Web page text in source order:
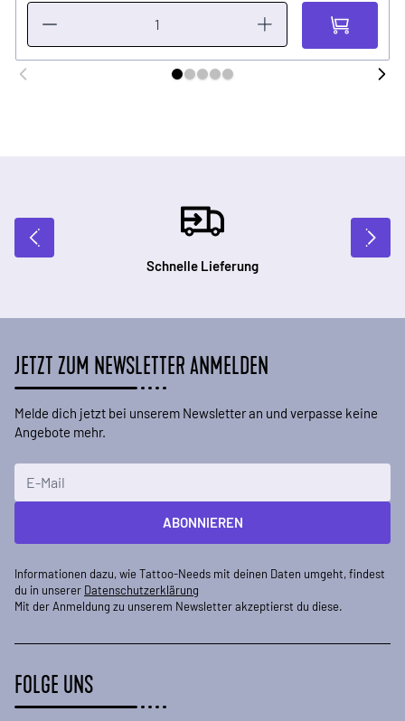
Schnelle Lieferung
JETZT ZUM NEWSLETTER ANMELDEN
Melde dich jetzt bei unserem Newsletter an und verpasse keine
Angebote mehr.
ABONNIEREN
Informationen dazu, wie Tattoo-Needs mit deinen Daten umgeht, findest
du in unserer Datenschutzerklärung
Mit der Anmeldung zu unserem Newsletter akzeptierst du diese.
FOLGE UNS